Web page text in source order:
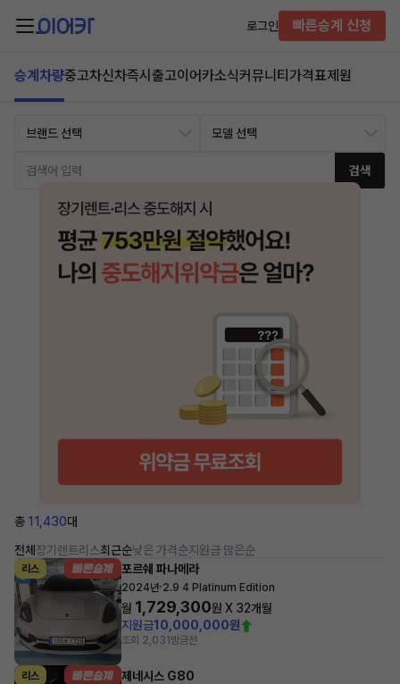
로그인 빠른승계 신청
승계차량중고차신차즉시출고이어카소식커뮤니티 가격표제원
검색
총 11,430대
전체 장기렌트리스최근순낮은 가격순지원금 많은순
리스 포르쉐 파나메라
2024년·2.9 4 Platinum Edition
월 1,729,300원 X 32개월
지원금10,000,000원
조회 2,031 방금전
리스 제네시스 G80